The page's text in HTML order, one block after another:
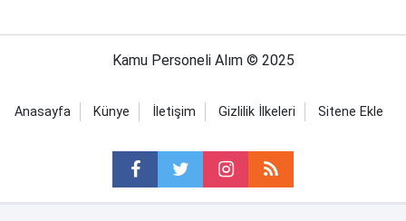
Kamu Personeli Alım © 2025
Anasayfa Künye İletişim Gizlilik İlkeleri Sitene Ekle